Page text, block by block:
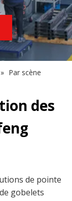
» Par scène
des
de pointe
gobelets